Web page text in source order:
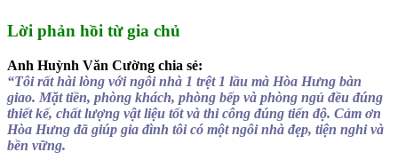
Lời phản hồi từ gia chủ
Anh Huỳnh Văn Cường chia sẻ:
“Tôi rất hài lòng với ngôi nhà 1 trệt 1 lầu mà Hòa Hưng bàn
giao. Mặt tiền, phòng khách, phòng bếp và phòng ngủ đều đúng
thiết kế, chất lượng vật liệu tốt và thi công đúng tiến độ. Cảm ơn
Hòa Hưng đã giúp gia đình tôi có một ngôi nhà đẹp, tiện nghi và
bền vững.